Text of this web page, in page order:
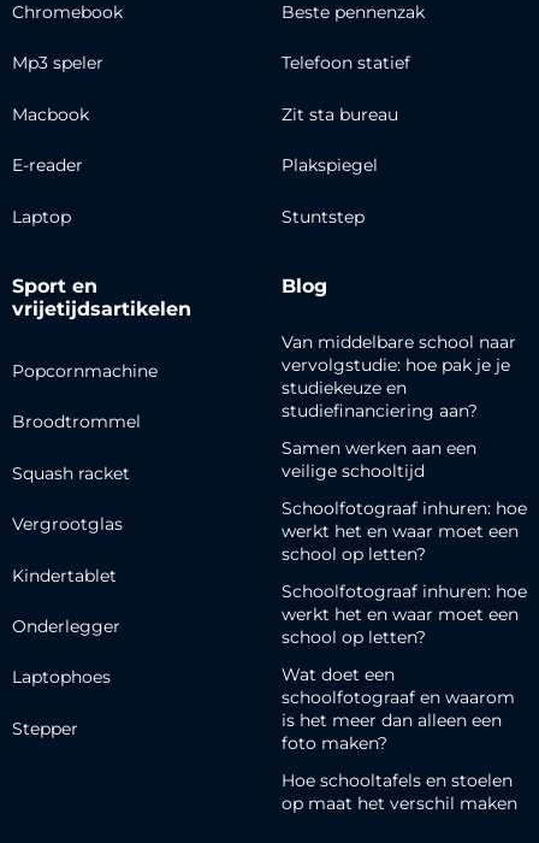
Chromebook
Mp3 speler
Macbook
E-reader
Laptop
Beste pennenzak
Telefoon statief
Zit sta bureau
Plakspiegel
Stuntstep
Sport en
vrijetijdsartikelen
Popcornmachine
Broodtrommel
Squash racket
Vergrootglas
Kindertablet
Onderlegger
Laptophoes
Stepper
Blog
Van middelbare school naar
vervolgstudie: hoe pak je je
studiekeuze en
studiefinanciering aan?
Samen werken aan een
veilige schooltijd
Schoolfotograaf inhuren: hoe
werkt het en waar moet een
school op letten?
Schoolfotograaf inhuren: hoe
werkt het en waar moet een
school op letten?
Wat doet een
schoolfotograaf en waarom
is het meer dan alleen een
foto maken?
Hoe schooltafels en stoelen
op maat het verschil maken